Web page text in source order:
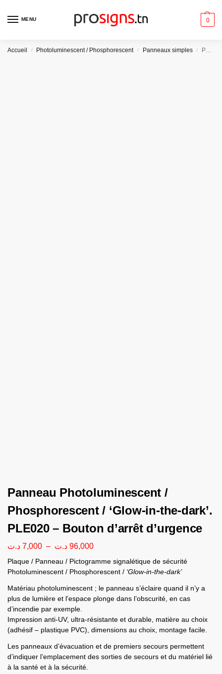
MENU 0
Accueil / Photoluminescent / Phosphorescent / Panneaux simples / Panneau Photoluminescent / Phosphorescent / ‘Glow-in-the-dark’. PLE020 – Bouton d’arrêt d’urgence
Panneau Photoluminescent /
Phosphorescent / ‘Glow-in-the-dark’.
PLE020 – Bouton d’arrêt d’urgence
7,000 د.ت – 96,000 د.ت
Plaque / Panneau / Pictogramme signalétique de sécurité
Photoluminescent / Phosphorescent / ‘Glow-in-the-dark’
Matériau photoluminescent ; le panneau s’éclaire quand il n’y a
plus de lumière et l’espace plonge dans l’obscurité, en cas
d’incendie par exemple.
Impression anti-UV, ultra-résistante et durable, matière au choix
(adhésif – plastique PVC), dimensions au choix, montage facile.
Les panneaux d’évacuation et de premiers secours permettent
d’indiquer l’emplacement des sorties de secours et du matériel lié
à la santé et à la sécurité.